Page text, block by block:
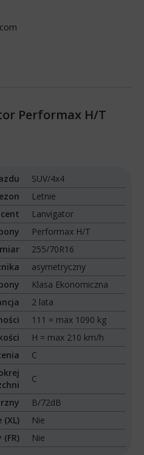
Performax H/T
SUV/4x4
Letnie
Lanvigator
Performax H/T
255/70R16
asymetryczny
Klasa Ekonomiczna
2 lata
111 = max 1090 kg
H = max 210 km/h
C
C
B/72dB
(XL)
Nie
Nie